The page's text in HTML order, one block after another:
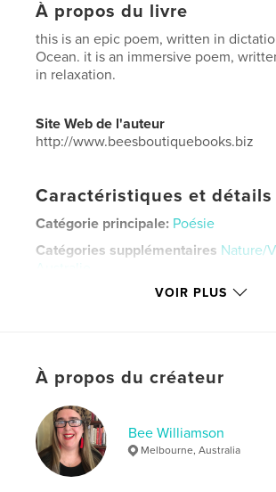
À propos du livre
this is an epic poem, written in
Ocean. it is an immersive poem,
in relaxation.
Site Web de l'auteur
http://www.beesboutiquebooks.biz
Caractéristiques et détails
Catégorie principale: Poésie
Catégories supplémentaires Nature/
Australie
Petit carré, 18×18 cm
Langue
English
mindfullness
VOIR PLUS
À propos du créateur
Bee Williamson
Melbourne, Australia